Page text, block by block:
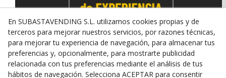
© 08/2026 SUBASTAVENDING SL - Todos los derechos
reservados.
En SUBASTAVENDING S.L. utilizamos cookies propias y de
terceros para mejorar nuestros servicios, por razones técnicas,
para mejorar tu experiencia de navegación, para almacenar tus
preferencias y, opcionalmente, para mostrarte publicidad
relacionada con tus preferencias mediante el análisis de tus
hábitos de navegación. Selecciona ACEPTAR para consentir